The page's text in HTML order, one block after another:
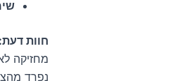
חוות דעת:
מחזיקה
נפרד